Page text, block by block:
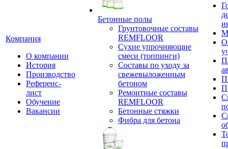
Компания
О компании
История
Производство
Референс-
лист
Обучение
Вакансии
Бетонные полы
Грунтовочные составы
REMFLOOR
Сухие упрочняющие
смеси (топпинги)
Составы по уходу за
свежевыложенным
бетоном
Ремонтные составы
REMFLOOR
Бетонные стяжки
Фибра для бетона